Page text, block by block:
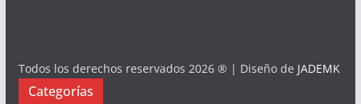
Todos los derechos reservados 2026 ® | Diseño de JADEMK
Categorías